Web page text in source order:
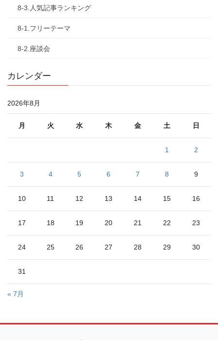
8-3.人気記事ランキング
8-1.フリーテーマ
8-2.座談会
カレンダー
2026年8月
月 火 水 木 金 土 日
1 2
3 4 5 6 7 8 9
10 11 12 13 14 15 16
17 18 19 20 21 22 23
24 25 26 27 28 29 30
31
« 7月